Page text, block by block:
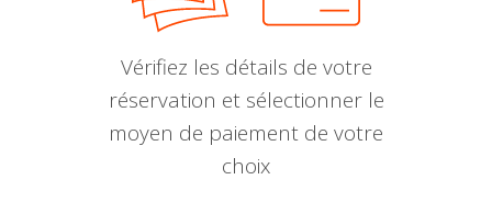
Vérifiez les détails de votre
réservation et sélectionner le
moyen de paiement de votre
choix